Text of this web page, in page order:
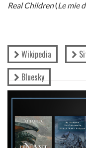
Real Children(Le mie
Wikipedia
Bluesky